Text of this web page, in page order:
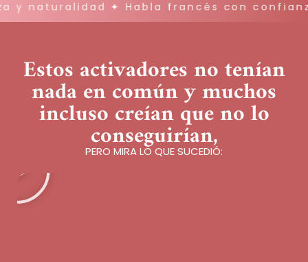
✦ Habla francés con confianza
Estos activadores no tenían
nada en común y muchos
incluso creían que no lo
conseguirían,
PERO MIRA LO QUE SUCEDIÓ: